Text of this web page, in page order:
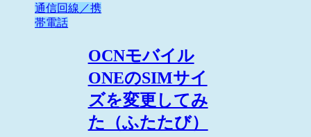
通信回線／携
帯電話
OCNモバイル
ONEのSIMサイ
ズを変更してみ
た（ふたたび）